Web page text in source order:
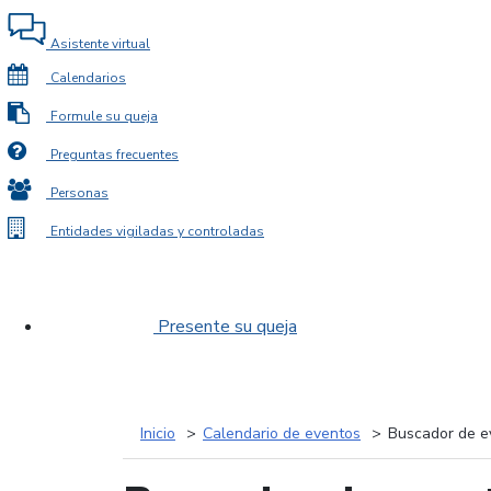
Asistente virtual
Calendarios
Formule su queja
Preguntas frecuentes
Personas
Entidades vigiladas y controladas
Presente su queja
Inicio Calendario de eventos Buscador de